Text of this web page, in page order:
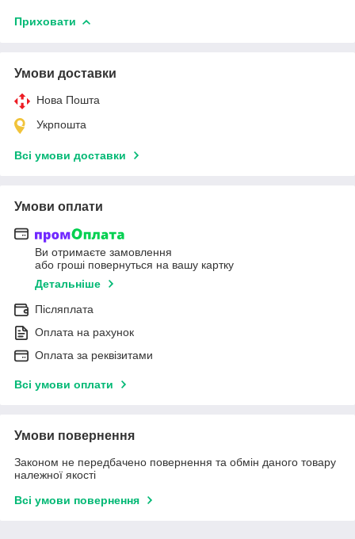
Приховати
Умови доставки
Нова Пошта
Укрпошта
Всі умови доставки
Умови оплати
Ви отримаєте замовлення
або гроші повернуться на вашу картку
Детальніше
Післяплата
Оплата на рахунок
Оплата за реквізитами
Всі умови оплати
Умови повернення
Законом не передбачено повернення та обмін даного товару
належної якості
Всі умови повернення